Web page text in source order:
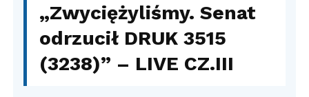
„Zwyciężyliśmy. Senat
odrzucił DRUK 3515
(3238)” – LIVE CZ.III